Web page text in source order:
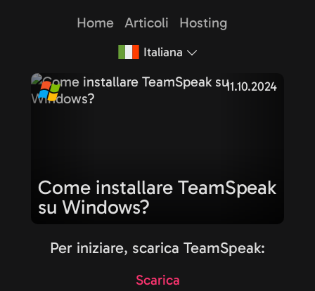
Home Articoli Hosting
Italiana
Come installare TeamSpeak
su Windows?
11.10.2024
Per iniziare, scarica TeamSpeak:
Scarica